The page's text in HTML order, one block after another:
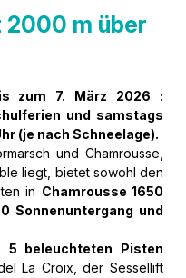
2000 m über
zum 7. März 2026 :
und samstags
(je nach Schneelage).
und Chamrousse,
liegt, bietet sowohl den
in Chamrousse 1650
Sonnenuntergang und
5 beleuchteten Pisten
La Croix, der Sessellift